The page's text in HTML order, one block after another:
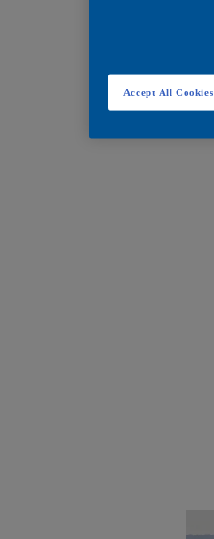
Accept All Cookies